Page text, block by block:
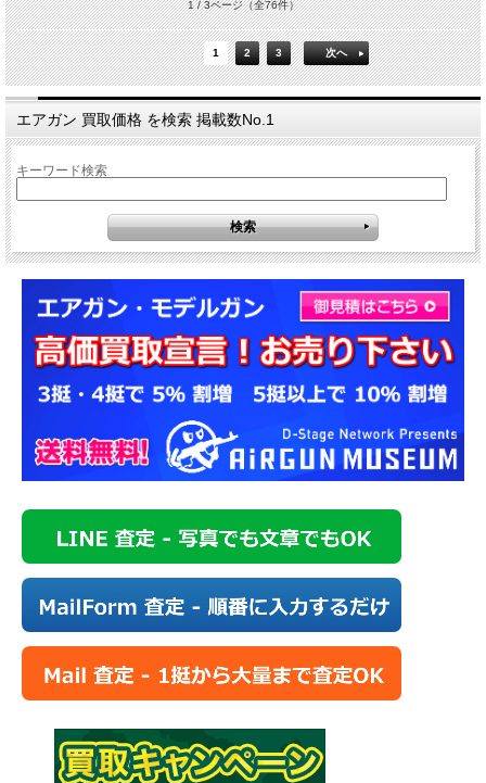
1 / 3ページ（全76件）
1 2 3 次へ
エアガン 買取価格 を検索 掲載数No.1
キーワード検索